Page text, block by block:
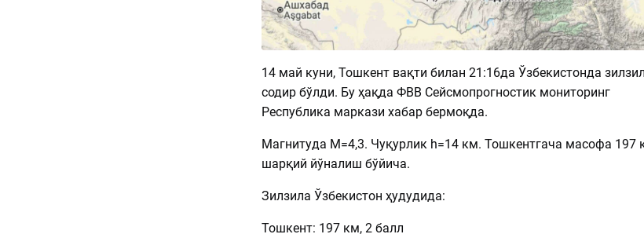
14 май куни, Тошкент вақти билан 21:16да Ўзбекистонда
содир бўлди. Бу ҳақда ФВВ Сейсмопрогностик мониторинг
Республика маркази хабар бермоқда.
Магнитуда М=4,3. Чуқурлик h=14 км. Тошкентгача масофа 197
шарқий йўналиш бўйича.
Зилзила Ўзбекистон ҳудудида:
Тошкент: 197 км, 2 балл